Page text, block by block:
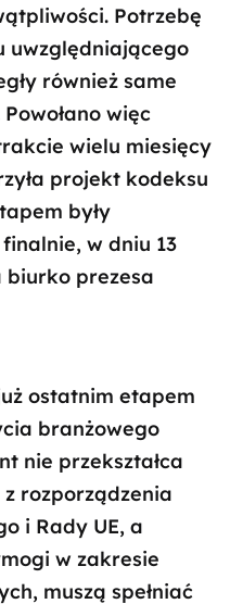
Potrzebę
uwzględniającego
również same
więc
wielu miesięcy
projekt kodeksu
były
w dniu 13
biurko prezesa
ostatnim etapem
branżowego
nie przekształca
rozporządzenia
i Rady UE, a
w zakresie
muszą spełniać